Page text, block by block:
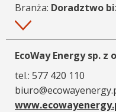
Branża: Doradztwo
Więcej
EcoWay Energy sp. z
tel.: 577 420 110